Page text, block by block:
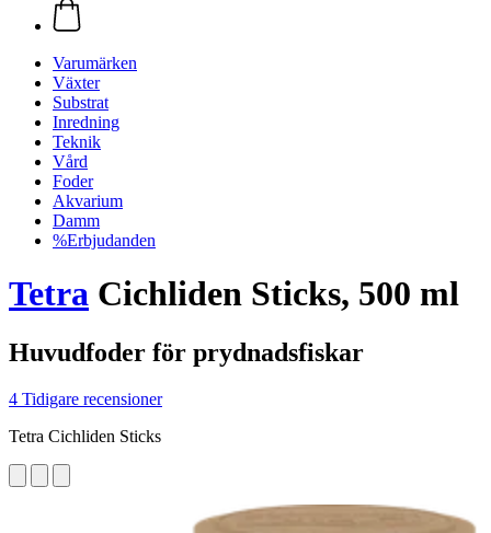
Varumärken
Växter
Substrat
Inredning
Teknik
Vård
Foder
Akvarium
Damm
%Erbjudanden
Tetra Cichliden Sticks, 500 ml
Huvudfoder för prydnadsfiskar
4 Tidigare recensioner
Tetra Cichliden Sticks